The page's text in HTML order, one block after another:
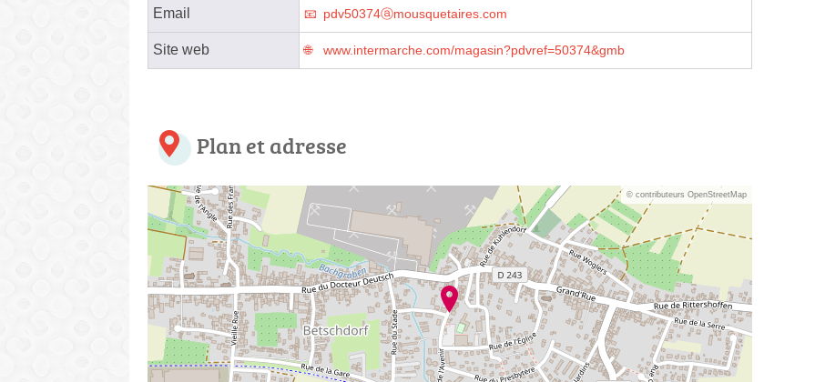
Email pdv50374ⓐmousquetaires.com
Site web www.intermarche.com/magasin?pdvref=50374&gmb
Plan et adresse
© contributeurs OpenStreetMap